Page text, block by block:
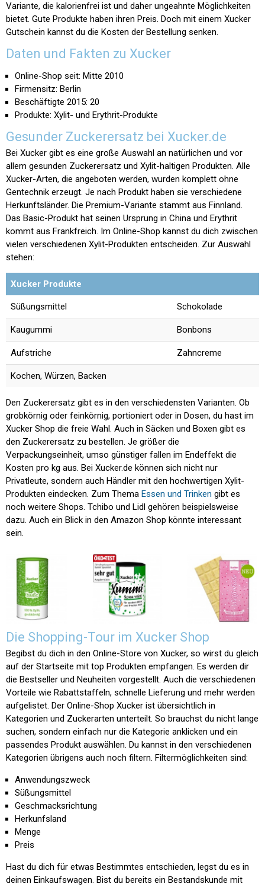
Variante, die kalorienfrei ist und daher ungeahnte Möglichkeiten
bietet. Gute Produkte haben ihren Preis. Doch mit einem Xucker
Gutschein kannst du die Kosten der Bestellung senken.
Daten und Fakten zu Xucker
Online-Shop seit: Mitte 2010
Firmensitz: Berlin
Beschäftigte 2015: 20
Produkte: Xylit- und Erythrit-Produkte
Gesunder Zuckerersatz bei Xucker.de
Bei Xucker gibt es eine große Auswahl an natürlichen und vor
allem gesunden Zuckerersatz und Xylit-haltigen Produkten. Alle
Xucker-Arten, die angeboten werden, wurden komplett ohne
Gentechnik erzeugt. Je nach Produkt haben sie verschiedene
Herkunftsländer. Die Premium-Variante stammt aus Finnland.
Das Basic-Produkt hat seinen Ursprung in China und Erythrit
kommt aus Frankfreich. Im Online-Shop kannst du dich zwischen
vielen verschiedenen Xylit-Produkten entscheiden. Zur Auswahl
stehen:
Xucker Produkte
Süßungsmittel Schokolade
Kaugummi Bonbons
Aufstriche Zahncreme
Kochen, Würzen, Backen
Den Zuckerersatz gibt es in den verschiedensten Varianten. Ob
grobkörnig oder feinkörnig, portioniert oder in Dosen, du hast im
Xucker Shop die freie Wahl. Auch in Säcken und Boxen gibt es
den Zuckerersatz zu bestellen. Je größer die
Verpackungseinheit, umso günstiger fallen im Endeffekt die
Kosten pro kg aus. Bei Xucker.de können sich nicht nur
Privatleute, sondern auch Händler mit den hochwertigen Xylit-
Produkten eindecken. Zum Thema Essen und Trinken gibt es
noch weitere Shops. Tchibo und Lidl gehören beispielsweise
dazu. Auch ein Blick in den Amazon Shop könnte interessant
sein.
Die Shopping-Tour im Xucker Shop
Begibst du dich in den Online-Store von Xucker, so wirst du gleich
auf der Startseite mit top Produkten empfangen. Es werden dir
die Bestseller und Neuheiten vorgestellt. Auch die verschiedenen
Vorteile wie Rabattstaffeln, schnelle Lieferung und mehr werden
aufgelistet. Der Online-Shop Xucker ist übersichtlich in
Kategorien und Zuckerarten unterteilt. So brauchst du nicht lange
suchen, sondern einfach nur die Kategorie anklicken und ein
passendes Produkt auswählen. Du kannst in den verschiedenen
Kategorien übrigens auch noch filtern. Filtermöglichkeiten sind:
Anwendungszweck
Süßungsmittel
Geschmacksrichtung
Herkunfsland
Menge
Preis
Hast du dich für etwas Bestimmtes entschieden, legst du es in
deinen Einkaufswagen. Bist du bereits ein Bestandskunde mit